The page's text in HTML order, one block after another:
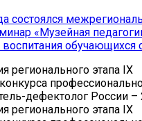
состоялся
«Музейная
воспитания обучающихся
регионального этапа IX
дефектолог России –
регионального этапа IX